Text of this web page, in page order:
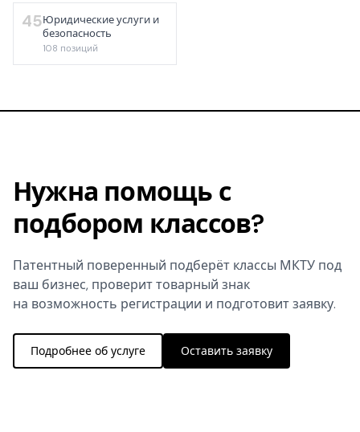
45Юридические услуги и
безопасность
108 позиций
Нужна помощь с
подбором классов?
Патентный поверенный подберёт классы МКТУ под
ваш бизнес, проверит товарный знак
на возможность регистрации и подготовит заявку.
Подробнее об услуге Оставить заявку